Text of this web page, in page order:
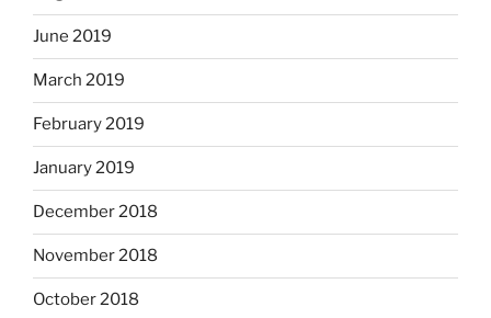
June 2019
March 2019
February 2019
January 2019
December 2018
November 2018
October 2018